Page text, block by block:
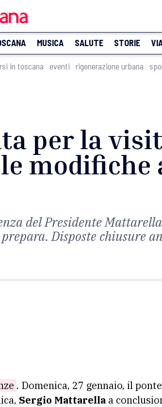
MUSICA SALUTE STORIE
in toscana eventi rigenerazione urbana
per la
modifiche
del Presidente
Disposte chiusure
. Domenica, 27 gennaio, il
Sergio Mattarella a